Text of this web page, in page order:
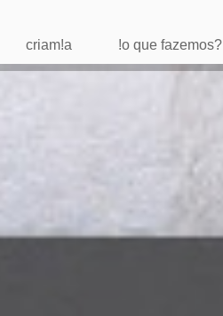
criam!a !o que fazemos?